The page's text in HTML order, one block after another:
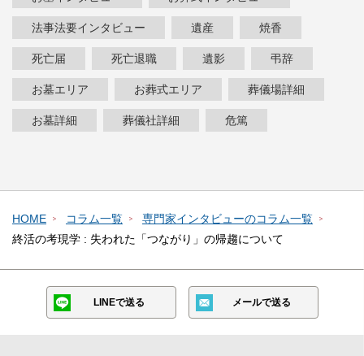
法事法要インタビュー 遺産 焼香
死亡届 死亡退職 遺影 弔辞
お墓エリア お葬式エリア 葬儀場詳細
お墓詳細 葬儀社詳細 危篤
HOME コラム一覧
専門家インタビューのコラム一覧
終活の考現学 : 失われた「つながり」の帰趨について
LINEで送る メールで送る